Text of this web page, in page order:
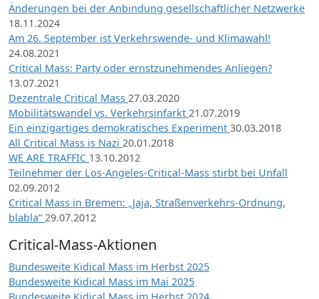
Änderungen bei der Anbindung gesellschaftlicher Netzwerke
18.11.2024
Am 26. September ist Verkehrswende- und Klimawahl!
24.08.2021
Critical Mass: Party oder ernstzunehmendes Anliegen?
13.07.2021
Dezentrale Critical Mass 27.03.2020
Mobilitätswandel vs. Verkehrsinfarkt 21.07.2019
Ein einzigartiges demokratisches Experiment 30.03.2018
All Critical Mass is Nazi 20.01.2018
WE ARE TRAFFIC 13.10.2012
Teilnehmer der Los-Angeles-Critical-Mass stirbt bei Unfall
02.09.2012
Critical Mass in Bremen: „Jaja, Straßenverkehrs-Ordnung,
blabla“ 29.07.2012
Critical-Mass-Aktionen
Bundesweite Kidical Mass im Herbst 2025
Bundesweite Kidical Mass im Mai 2025